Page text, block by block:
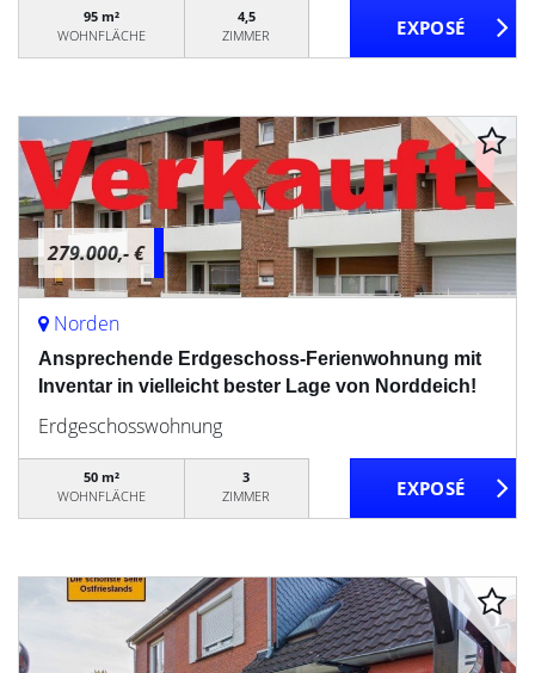
95 m²
WOHNFLÄCHE
4,5
ZIMMER
279.000,- €
Norden
Ansprechende Erdgeschoss-Ferienwohnung mit
Inventar in vielleicht bester Lage von Norddeich!
Erdgeschosswohnung
50 m²
WOHNFLÄCHE
3
ZIMMER